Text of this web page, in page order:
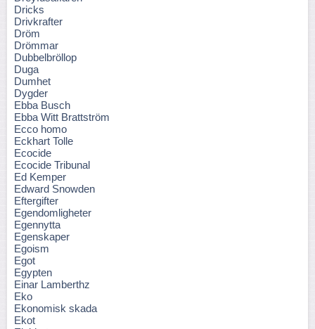
Dricks
Drivkrafter
Dröm
Drömmar
Dubbelbröllop
Duga
Dumhet
Dygder
Ebba Busch
Ebba Witt Brattström
Ecco homo
Eckhart Tolle
Ecocide
Ecocide Tribunal
Ed Kemper
Edward Snowden
Eftergifter
Egendomligheter
Egennytta
Egenskaper
Egoism
Egot
Egypten
Einar Lamberthz
Eko
Ekonomisk skada
Ekot